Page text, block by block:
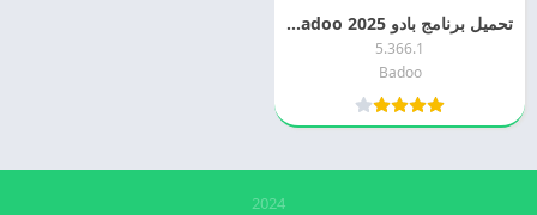
تحميل برنامج بادو 2025 Badoo مهكر اخر اصدار مجانا
5.366.1
Badoo
2024